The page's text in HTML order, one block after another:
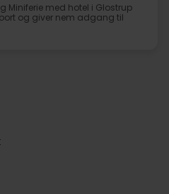
Miniferie med hotel i Glostrup
og giver nem adgang til